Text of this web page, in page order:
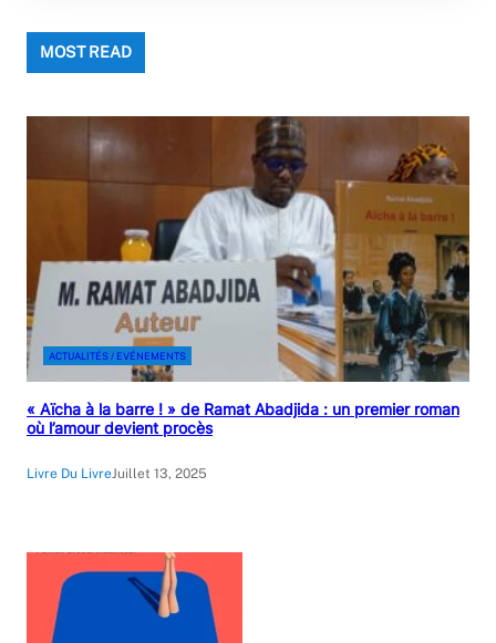
MOST READ
ACTUALITÉS / EVÉNEMENTS
« Aïcha à la barre ! » de Ramat Abadjida : un premier roman
où l’amour devient procès
Livre Du LivreJuillet 13, 2025